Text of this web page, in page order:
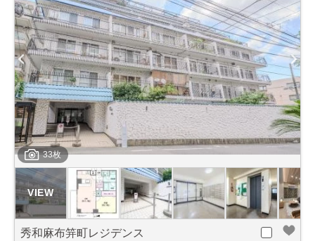
33枚
秀和麻布笄町レジデンス